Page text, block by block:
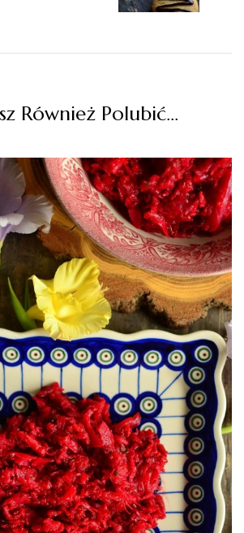
Również Polubić…